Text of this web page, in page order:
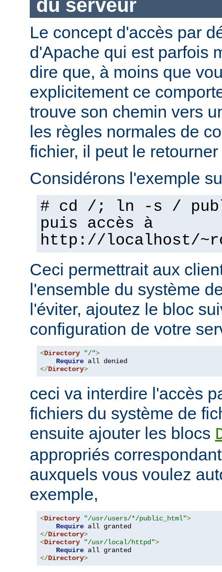
du serveur
Le concept d'accès par
d'Apache qui est parfois
dire que, à moins que
explicitement ce
trouve son chemin vers
les règles normales de
fichier, il peut le
Considérons l'exemple
# cd /; ln -s /
puis accès à
http://localhost/
Ceci permettrait aux
l'ensemble du système
l'éviter, ajoutez le bloc
configuration de votre
<Directory "/">
Require
</Directory>
ceci va interdire l'accès
fichiers du système de
ensuite ajouter les blocs
appropriés
auxquels vous voulez
exemple,
<Directory "/usr/users/*/public_html">
Require
</Directory>
<Directory "/usr/local/httpd">
Require
</Directory>